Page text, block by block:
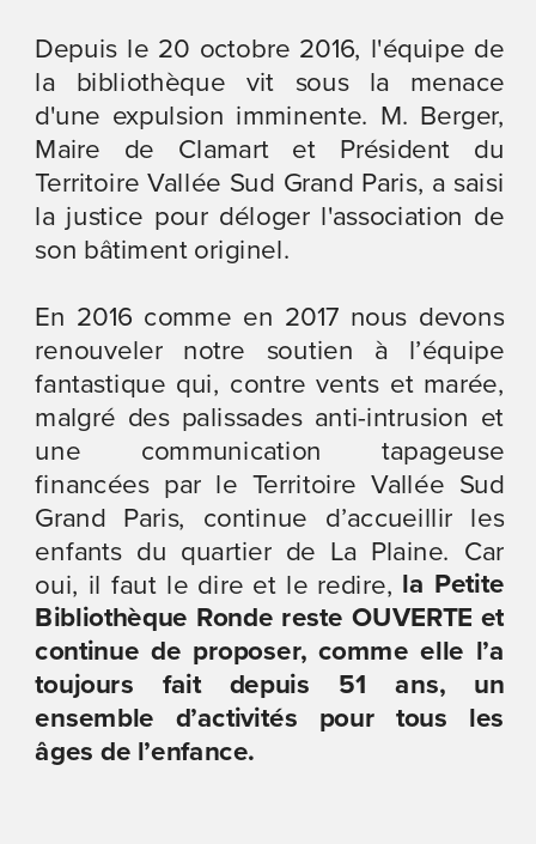
Depuis le 20 octobre 2016, l'équipe de
la bibliothèque vit sous la menace
d'une expulsion imminente. M. Berger,
Maire de Clamart et Président du
Territoire Vallée Sud Grand Paris, a saisi
la justice pour déloger l'association de
son bâtiment originel.
En 2016 comme en 2017 nous devons
renouveler notre soutien à l’équipe
fantastique qui, contre vents et marée,
malgré des palissades anti-intrusion et
une communication tapageuse
financées par le Territoire Vallée Sud
Grand Paris, continue d’accueillir les
enfants du quartier de La Plaine. Car
oui, il faut le dire et le redire, la Petite
Bibliothèque Ronde reste OUVERTE et
continue de proposer, comme elle l’a
toujours fait depuis 51 ans, un
ensemble d’activités pour tous les
âges de l’enfance.